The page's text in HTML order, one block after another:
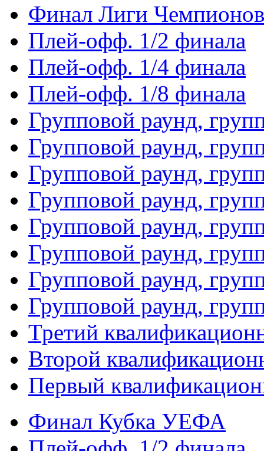
Финал Лиги Чемпионов
Плей-офф. 1/2 финала
Плей-офф. 1/4 финала
Плей-офф. 1/8 финала
Групповой раунд,
Групповой раунд,
Групповой раунд,
Групповой раунд,
Групповой раунд,
Групповой раунд,
Групповой раунд,
Групповой раунд,
Третий
Второй
Первый
Финал Кубка УЕФА